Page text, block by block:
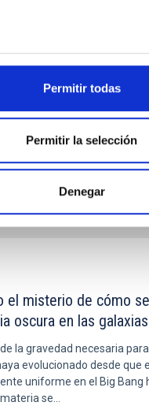
Permitir todas
Permitir la selección
Denegar
enanas: laboratorios
de la materia
Nature Astronomy publica hoy,
un nuevo artículo
el misterio de cómo
oscura en las galaxias
la gravedad necesaria para
evolucionado desde que
uniforme en el Big Bang
se...